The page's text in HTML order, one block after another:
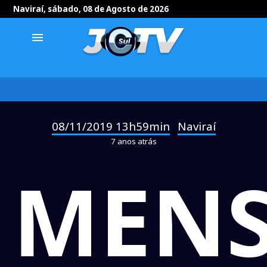
Naviraí, sábado, 08 de Agosto de 2026
menu
08/11/2019 13h59min Naviraí
7 anos atrás